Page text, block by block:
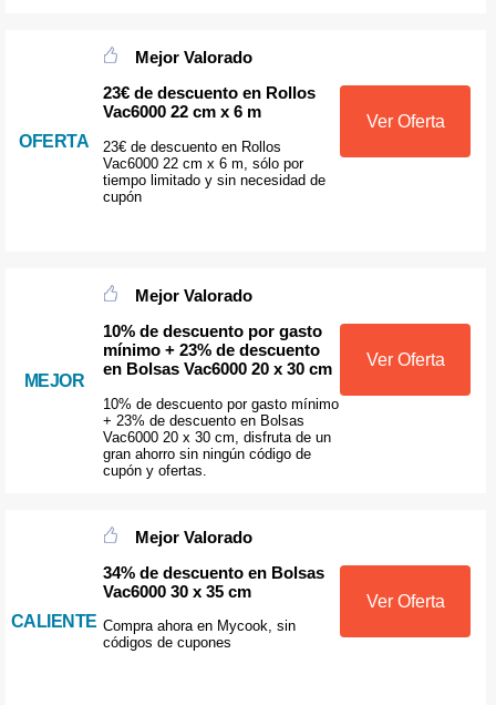
OFERTA
Mejor Valorado
23€ de descuento en Rollos
Vac6000 22 cm x 6 m
23€ de descuento en Rollos
Vac6000 22 cm x 6 m, sólo por
tiempo limitado y sin necesidad de
cupón
Ver Oferta
MEJOR
Mejor Valorado
10% de descuento por gasto
mínimo + 23% de descuento
en Bolsas Vac6000 20 x 30 cm
10% de descuento por gasto mínimo
+ 23% de descuento en Bolsas
Vac6000 20 x 30 cm, disfruta de un
gran ahorro sin ningún código de
cupón y ofertas.
Ver Oferta
CALIENTE
Mejor Valorado
34% de descuento en Bolsas
Vac6000 30 x 35 cm
Compra ahora en Mycook, sin
códigos de cupones
Ver Oferta